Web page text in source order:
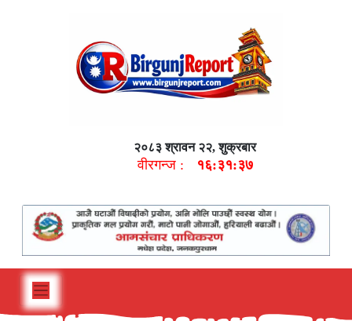
२०८३ श्रावन २२, शुक्रबार
वीरगन्ज : १६:३१:३८